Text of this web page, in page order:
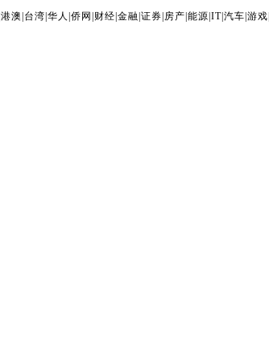
港澳 台湾 华人 侨网 财经 金融 证券 房产 能源 IT| 汽车 游戏